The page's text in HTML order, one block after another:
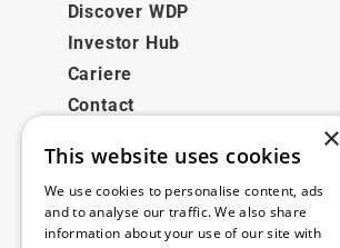
Discover WDP
Investor Hub
Cariere
Contact
Legale
Disclaimer
Privacy policy
×
This website uses cookies
We use cookies to personalise content, ads
and to analyse our traffic. We also share
information about your use of our site with